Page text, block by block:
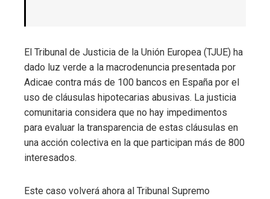
El Tribunal de Justicia de la Unión Europea (TJUE) ha
dado luz verde a la macrodenuncia presentada por
Adicae contra más de 100 bancos en España por el
uso de cláusulas hipotecarias abusivas. La justicia
comunitaria considera que no hay impedimentos
para evaluar la transparencia de estas cláusulas en
una acción colectiva en la que participan más de 800
interesados.
Este caso volverá ahora al Tribunal Supremo